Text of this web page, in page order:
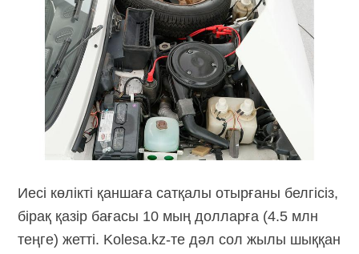
Иесі көлікті қаншаға сатқалы отырғаны белгісіз,
бірақ қазір бағасы 10 мың долларға (4.5 млн
теңге) жетті. Kolesa.kz-те дәл сол жылы шыққан